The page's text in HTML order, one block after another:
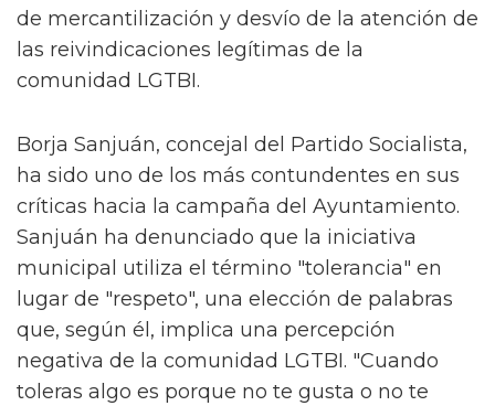
de mercantilización y desvío de la atención de
las reivindicaciones legítimas de la
comunidad LGTBI.
Borja Sanjuán, concejal del Partido Socialista,
ha sido uno de los más contundentes en sus
críticas hacia la campaña del Ayuntamiento.
Sanjuán ha denunciado que la iniciativa
municipal utiliza el término "tolerancia" en
lugar de "respeto", una elección de palabras
que, según él, implica una percepción
negativa de la comunidad LGTBI. "Cuando
toleras algo es porque no te gusta o no te